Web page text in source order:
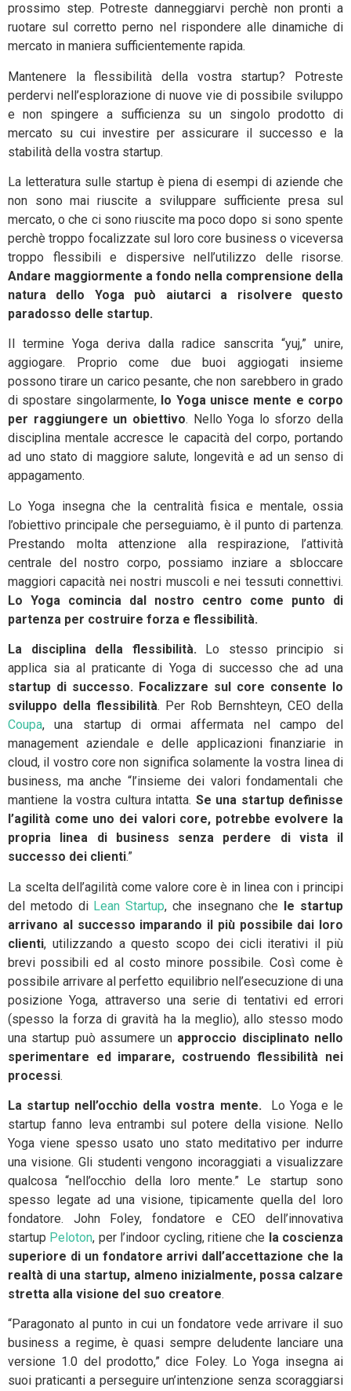
prossimo step. Potreste danneggiarvi perchè non pronti a
ruotare sul corretto perno nel rispondere alle dinamiche di
mercato in maniera sufficientemente rapida.
Mantenere la flessibilità della vostra startup? Potreste
perdervi nell’esplorazione di nuove vie di possibile sviluppo
e non spingere a sufficienza su un singolo prodotto di
mercato su cui investire per assicurare il successo e la
stabilità della vostra startup.
La letteratura sulle startup è piena di esempi di aziende che
non sono mai riuscite a sviluppare sufficiente presa sul
mercato, o che ci sono riuscite ma poco dopo si sono spente
perchè troppo focalizzate sul loro core business o viceversa
troppo flessibili e dispersive nell’utilizzo delle risorse.
Andare maggiormente a fondo nella comprensione della
natura dello Yoga può aiutarci a risolvere questo
paradosso delle startup.
Il termine Yoga deriva dalla radice sanscrita “yuj,” unire,
aggiogare. Proprio come due buoi aggiogati insieme
possono tirare un carico pesante, che non sarebbero in grado
di spostare singolarmente,lo Yoga unisce mente e corpo
per raggiungere un obiettivo. Nello Yoga lo sforzo della
disciplina mentale accresce le capacità del corpo, portando
ad uno stato di maggiore salute, longevità e ad un senso di
appagamento.
Lo Yoga insegna che la centralità fisica e mentale, ossia
l’obiettivo principale che perseguiamo, è il punto di partenza.
Prestando molta attenzione alla respirazione, l’attività
centrale del nostro corpo, possiamo inziare a sbloccare
maggiori capacità nei nostri muscoli e nei tessuti connettivi.
Lo Yoga comincia dal nostro centro come punto di
partenza per costruire forza e flessibilità.
La disciplina della flessibilità.Lo stesso principio si
applica sia al praticante di Yoga di successo che ad una
startup di successo. Focalizzare sul core consente lo
sviluppo della flessibilità. Per Rob Bernshteyn, CEO della
Coupa, una startup di ormai affermata nel campo del
management aziendale e delle applicazioni finanziarie in
cloud, il vostro core non significa solamente la vostra linea di
business, ma anche “l’insieme dei valori fondamentali che
mantiene la vostra cultura intatta. Se una startup definisse
l’agilità come uno dei valori core, potrebbe evolvere la
propria linea di business senza perdere di vista il
successo dei clienti.”
La scelta dell’agilità come valore core è in linea con i principi
del metodo di Lean Startup, che insegnano che le startup
arrivano al successo imparando il più possibile dai loro
clienti, utilizzando a questo scopo dei cicli iterativi il più
brevi possibili ed al costo minore possibile. Così come è
possibile arrivare al perfetto equilibrio nell’esecuzione di una
posizione Yoga, attraverso una serie di tentativi ed errori
(spesso la forza di gravità ha la meglio), allo stesso modo
una startup può assumere un approccio disciplinato nello
sperimentare ed imparare, costruendo flessibilità nei
processi.
La startup nell’occhio della vostra mente.Lo Yoga e le
startup fanno leva entrambi sul potere della visione. Nello
Yoga viene spesso usato uno stato meditativo per indurre
una visione. Gli studenti vengono incoraggiati a visualizzare
qualcosa “nell’occhio della loro mente.” Le startup sono
spesso legate ad una visione, tipicamente quella del loro
fondatore. John Foley, fondatore e CEO dell’innovativa
startup Peloton, per l’indoor cycling, ritiene che la coscienza
superiore di un fondatore arrivi dall’accettazione che la
realtà di una startup, almeno inizialmente, possa calzare
stretta alla visione del suo creatore.
“Paragonato al punto in cui un fondatore vede arrivare il suo
business a regime, è quasi sempre deludente lanciare una
versione 1.0 del prodotto,” dice Foley. Lo Yoga insegna ai
suoi praticanti a perseguire un’intenzione senza scoraggiarsi